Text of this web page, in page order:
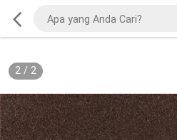
2/ 2